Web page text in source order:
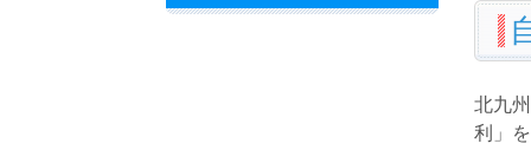
北九
利」